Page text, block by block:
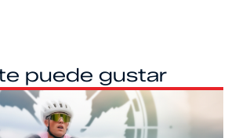
puede gustar